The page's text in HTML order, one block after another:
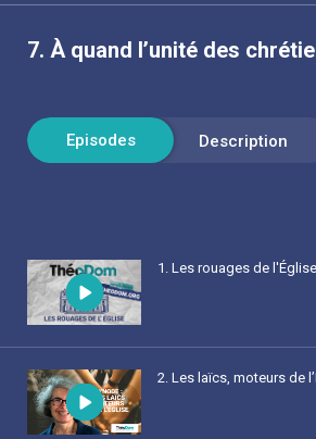
7. À quand l’unité des
1 . Les rouages de
2. Les laïcs, moteurs de